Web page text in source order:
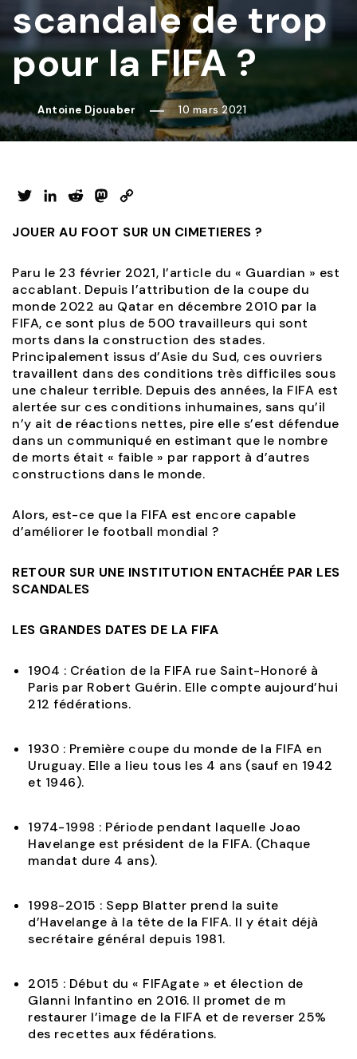
scandale de trop
pour la FIFA ?
Antoine Djouaber 10 mars 2021
TwitterLinkedInRedditMastodon
JOUER AU FOOT SUR UN CIMETIERES ?
Paru le 23 février 2021, l’article du « Guardian » est
accablant. Depuis l’attribution de la coupe du
monde 2022 au Qatar en décembre 2010 par la
FIFA, ce sont plus de 500 travailleurs qui sont
morts dans la construction des stades.
Principalement issus d’Asie du Sud, ces ouvriers
travaillent dans des conditions très difficiles sous
une chaleur terrible. Depuis des années, la FIFA est
alertée sur ces conditions inhumaines, sans qu’il
n’y ait de réactions nettes, pire elle s’est défendue
dans un communiqué en estimant que le nombre
de morts était « faible » par rapport à d’autres
constructions dans le monde.
Alors, est-ce que la FIFA est encore capable
d’améliorer le football mondial ?
RETOUR SUR UNE INSTITUTION ENTACHÉE PAR LES
SCANDALES
LES GRANDES DATES DE LA FIFA
1904 : Création de la FIFA rue Saint-Honoré à
Paris par Robert Guérin. Elle compte aujourd’hui
212 fédérations.
1930 : Première coupe du monde de la FIFA en
Uruguay. Elle a lieu tous les 4 ans (sauf en 1942
et 1946).
1974-1998 : Période pendant laquelle Joao
Havelange est président de la FIFA. (Chaque
mandat dure 4 ans).
1998-2015 : Sepp Blatter prend la suite
d’Havelange à la tête de la FIFA. Il y était déjà
secrétaire général depuis 1981.
2015 : Début du « FIFAgate » et élection de
Glanni Infantino en 2016. Il promet de m
restaurer l’image de la FIFA et de reverser 25%
des recettes aux fédérations.